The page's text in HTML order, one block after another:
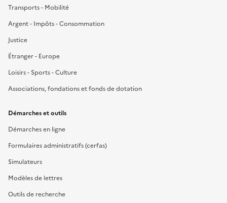
Transports - Mobilité
Argent - Impôts - Consommation
Justice
Étranger - Europe
Loisirs - Sports - Culture
Associations, fondations et fonds de dotation
Démarches et outils
Démarches en ligne
Formulaires administratifs (cerfas)
Simulateurs
Modèles de lettres
Outils de recherche